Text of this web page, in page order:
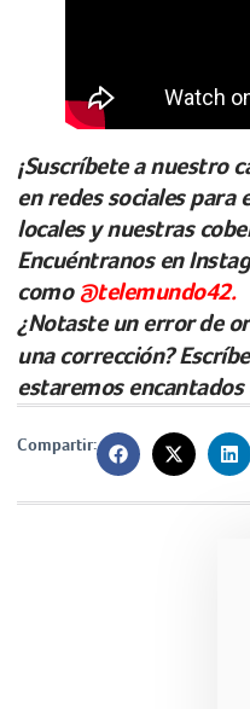
¡Suscríbete a nuestro
en redes sociales para
locales y nuestras
Encuéntranos en
como@telemundo42.
¿Notaste un error de
una corrección?
estaremos
Compartir: